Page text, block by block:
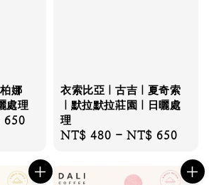
娜
處理
650
衣索比亞｜古吉｜夏奇索
｜默拉默拉莊園｜日曬處
理
Regular
NT$ 480 -NT$ 650